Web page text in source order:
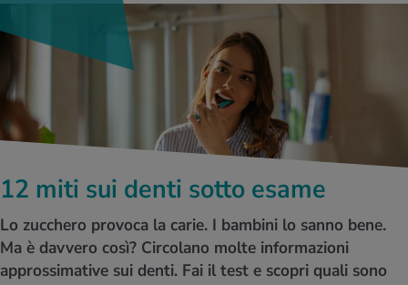
sul tema Alimentazione
le ricette
ideale
alimentazione
sano
sul tema Movimento
& Jogging
e outdoor
sul tema Rilassamento
per tutti i giorni
di rilassamento
Life-Balance
sul tema Medicina
della salute
per tutti i giorni
dello sport
specialistica
sul tema Servizio
test e quiz
iMpuls
12 miti sui denti sotto esame
Lo zucchero provoca la carie. I bambini lo sanno bene.
Ma è davvero così? Circolano molte informazioni
approssimative sui denti. Fai il test e scopri quali sono